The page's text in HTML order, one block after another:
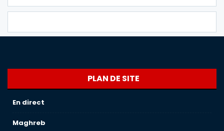
PLAN DE SITE
En direct
Maghreb